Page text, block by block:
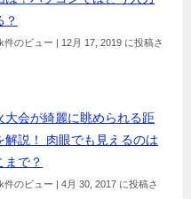
？
件のビュー 12月 17, 2019 に投稿さ
大会が綺麗に眺められる距
解説！ 肉眼でも見えるのは
まで？
件のビュー 4月 30, 2017 に投稿さ